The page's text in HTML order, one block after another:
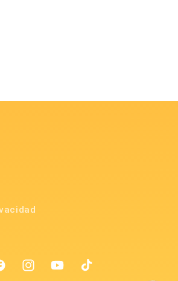
InstagramYouTubeTikTok